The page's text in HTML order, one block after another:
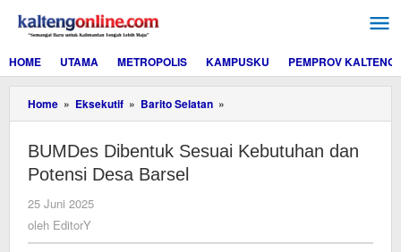
konten
HOME
UTAMA METROPOLIS KAMPUSKU PEMPROV KALTENG
Home » Eksekutif » Barito Selatan »
Dibentuk
Kebutuhan
BUMDes Dibentuk Sesuai Kebutuhan dan
Potensi Desa Barsel
25 Juni 2025
oleh EditorY